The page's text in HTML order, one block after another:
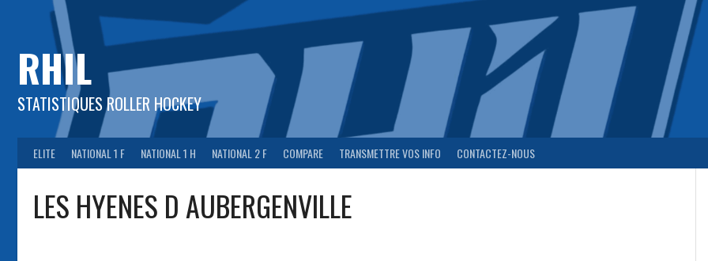
RHIL
STATISTIQUES ROLLER HOCKEY
ELITE NATIONAL 1 F NATIONAL 1 H NATIONAL 2 F COMPARE TRANSMETTRE VOS INFO CONTACTEZ-NOUS
LES HYENES D AUBERGENVILLE